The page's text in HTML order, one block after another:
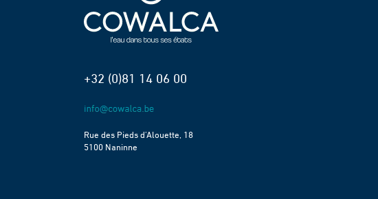
+32 (0)81 14 06 00
Rue des Pieds d’Alouette, 18
5100 Naninne